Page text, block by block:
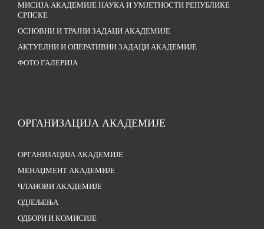
МИСИЈА АКАДЕМИЈЕ НАУКА И УМЈЕТНОСТИ РЕПУБЛИКЕ
СРПСКЕ
ОСНОВНИ И ТРАЈНИ ЗАДАЦИ АКАДЕМИЈЕ
АКТУЕЛНИ И ОПЕРАТИВНИ ЗАДАЦИ АКАДЕМИЈЕ
ФОТО ГАЛЕРИЈА
ОРГАНИЗАЦИЈА АКАДЕМИЈЕ
ОРГАНИЗАЦИЈА АКАДЕМИЈЕ
МЕНАЏМЕНТ АКАДЕМИЈЕ
ЧЛАНОВИ АКАДЕМИЈЕ
ОДЈЕЉЕЊА
ОДБОРИ И КОМИСИЈЕ